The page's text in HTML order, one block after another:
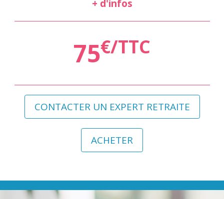
+ d'infos
75€/TTC
CONTACTER UN EXPERT RETRAITE
ACHETER